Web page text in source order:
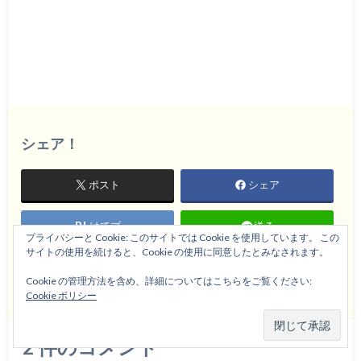
シェア！
ポスト シェア
はてブ 送る
2件のコメント
プライバシーと Cookie: このサイトでは Cookie を使用しています。 この
サイトの使用を続けると、Cookie の使用に同意したとみなされます。
Cookie の管理方法を含め、詳細についてはこちらをご覧ください:
Cookie ポリシー